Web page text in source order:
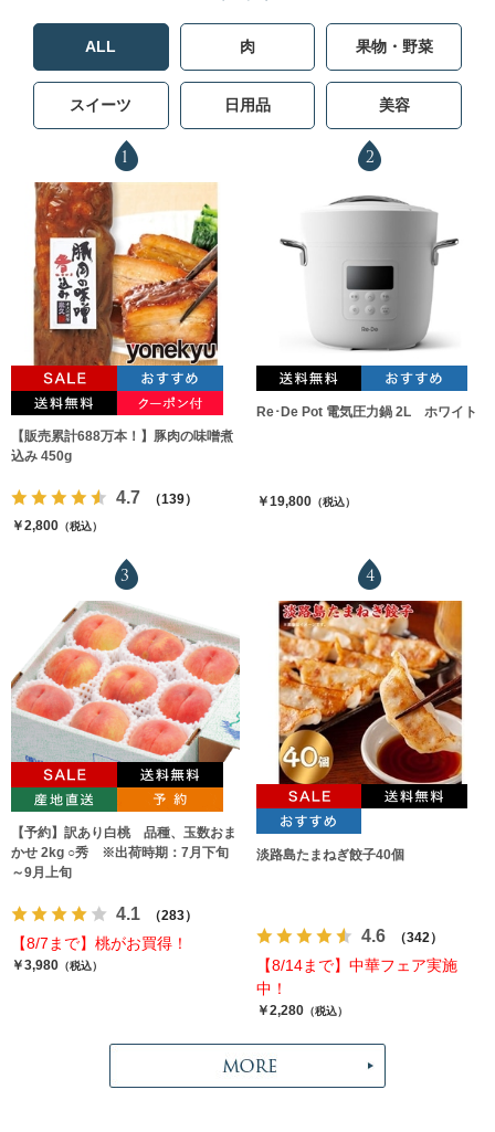
ALL 肉 果物・野菜
スイーツ 日用品 美容
1
【販売累計688万本！】豚肉の味噌煮
込み 450g
4.7
（139）
￥2,800 （税込）
2
Re･De Pot 電気圧力鍋 2L ホワイト
￥19,800（税込）
3
【予約】訳あり白桃 品種、玉数おま
かせ 2kg ○秀 ※出荷時期：7月下旬
～9月上旬
4.1 （283）
【8/7まで】桃がお買得！
￥3,980 （税込）
4
淡路島たまねぎ餃子40個
4.6 （342）
【8/14まで】中華フェア実施
中！
￥2,280（税込）